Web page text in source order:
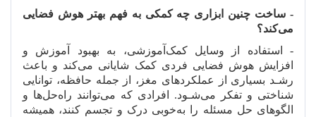
- ساخت چنین ابزاری چه کمکی به فهم بهتر هوش فضایی
میکند؟
- استفاده از وسایل کمک آموزشی، به بهبود آموزش و
افزایش هوش فضایی فردی کمک شایانی میکند و باعث
رشـد بسیاری از عملکردهای مغز، از جمله حافظه، توانایی
شناختی و تفکر میشـود. افرادی که میتوانند راهحلها و
الگوهای حل مسئله را بهخوبی درک و تجسم کنند، همیشه